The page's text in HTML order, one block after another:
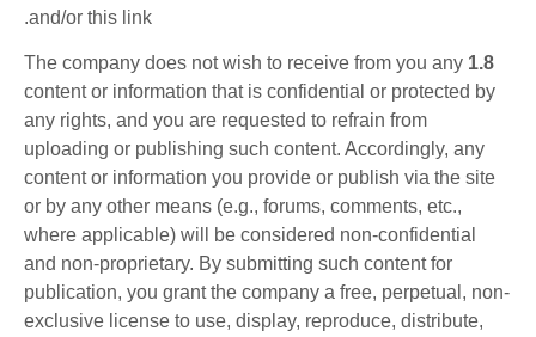
and/or this link.
1.8
The company does not wish to receive from you any
content or information that is confidential or protected by
any rights, and you are requested to refrain from
uploading or publishing such content. Accordingly, any
content or information you provide or publish via the site
or by any other means (e.g., forums, comments, etc.,
where applicable) will be considered non-confidential
and non-proprietary. By submitting such content for
publication, you grant the company a free, perpetual, non-
exclusive license to use, display, reproduce, distribute,